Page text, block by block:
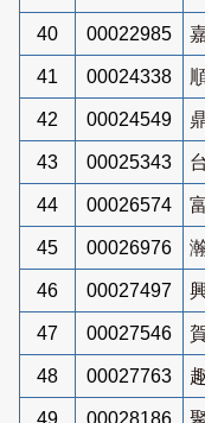
40 00022985
41 00024338
42 00024549
43 00025343
44 00026574
45 00026976
46 00027497
47 00027546
48 00027763
49 00028186